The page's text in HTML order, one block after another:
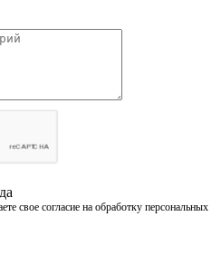
свое согласие на обработку персональных